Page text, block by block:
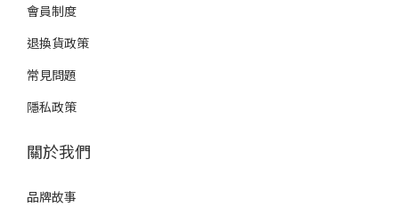
會員制度
退換貨政策
常見問題
隱私政策
關於我們
品牌故事